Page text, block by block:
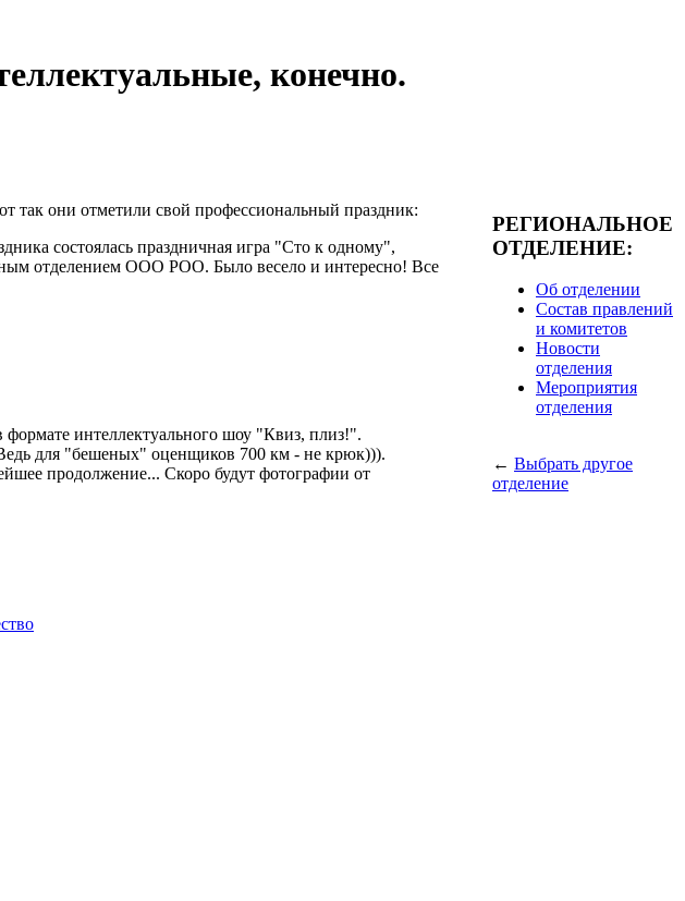
конечно.
так они отметили свой профессиональный праздник:
состоялась праздничная игра "Сто к одному",
отделением ООО РОО. Было весело и интересно! Все
интеллектуального шоу "Квиз, плиз!".
для "бешеных" оценщиков 700 км - не крюк))).
продолжение... Скоро будут фотографии от
РЕГИОНАЛЬНОЕ
ОТДЕЛЕНИЕ:
Об отделении
Состав правлений
и комитетов
Новости
отделения
Мероприятия
отделения
← Выбрать другое
отделение